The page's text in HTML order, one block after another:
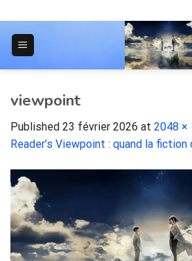
to
content
viewpoint
Published 23 février 2026 at 2048 ×
Reader’s Viewpoint : quand la